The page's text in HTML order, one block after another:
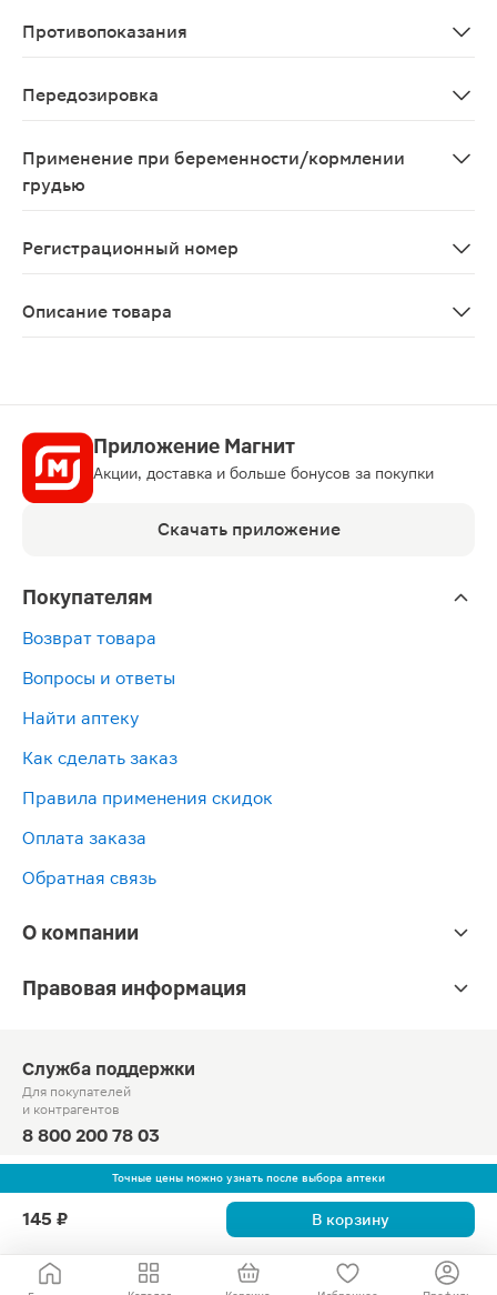
Точные цены можно узнать после выбора аптеки
145 ₽ В корзину
Противопоказания
Передозировка
Применение при беременности/кормлении
грудью
Регистрационный номер
Описание товара
Приложение Магнит
Акции, доставка и больше бонусов за покупки
Скачать приложение
Покупателям
Возврат товара
Вопросы и ответы
Найти аптеку
Как сделать заказ
Правила применения скидок
Оплата заказа
Обратная связь
О компании
Правовая информация
Служба поддержки
Для покупателей
и контрагентов
8 800 200 78 03
Круглосуточно, звонок по России бесплатный
© Официальный сайт сети «Магнит».